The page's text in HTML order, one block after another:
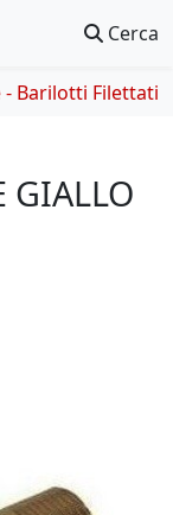
Cerca
Barilotti Filettati
GIALLO